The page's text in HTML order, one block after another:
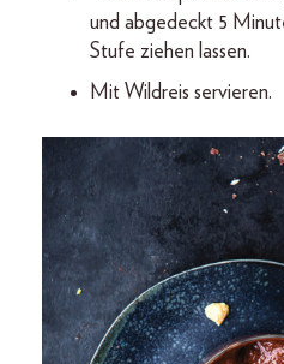
und abgedeckt 5
Stufe ziehen lassen.
Mit Wildreis servieren.